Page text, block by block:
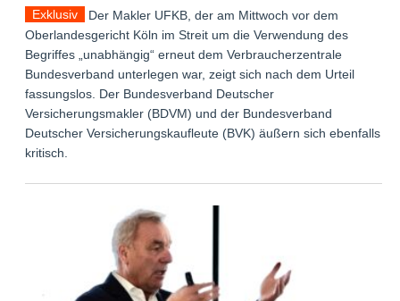
Exklusiv
Der Makler UFKB, der am Mittwoch vor dem
Oberlandesgericht Köln im Streit um die Verwendung des
Begriffes „unabhängig“ erneut dem Verbraucherzentrale
Bundesverband unterlegen war, zeigt sich nach dem Urteil
fassungslos. Der Bundesverband Deutscher
Versicherungsmakler (BDVM) und der Bundesverband
Deutscher Versicherungskaufleute (BVK) äußern sich ebenfalls
kritisch.